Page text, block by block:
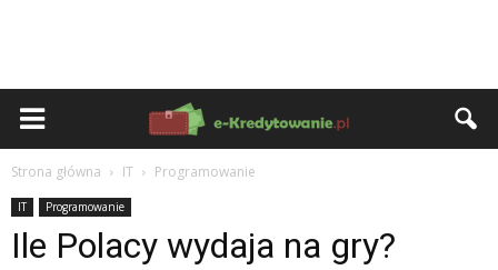
Strona główna IT Programowanie
IT Programowanie
Ile Polacy wydaja na gry?